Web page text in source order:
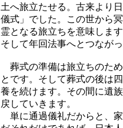
土へ旅立たせる。古来より
儀式」でした。この世から
霊となる旅立ちを意味しま
そして年回法事へとつなが
葬式の準備は旅立ちのた
とです。そして葬式の後は
養を続けます。その間に遺
戻していきます。
単に通過儀礼だからと、